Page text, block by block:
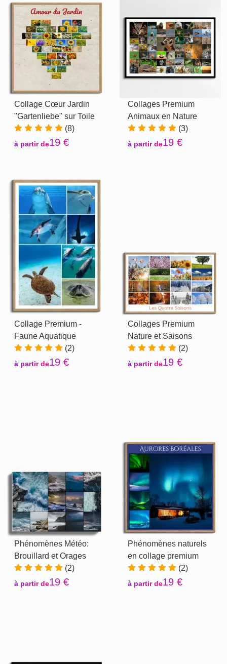
Collage Cœur Jardin
"Gartenliebe" sur Toile
(8)
à partir de19 €
Collages Premium
Animaux en Nature
(3)
à partir de19 €
Collage Premium -
Faune Aquatique
(2)
à partir de19 €
Collages Premium
Nature et Saisons
(2)
à partir de19 €
Phénomènes Météo:
Brouillard et Orages
(2)
à partir de19 €
Phénomènes naturels
en collage premium
(2)
à partir de19 €